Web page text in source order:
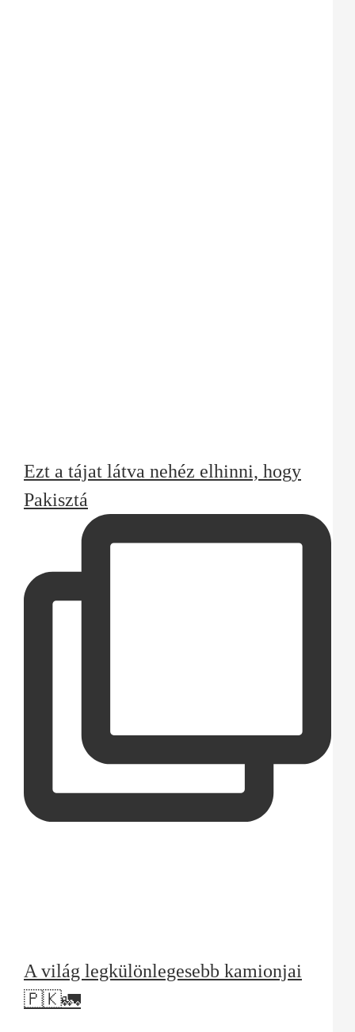
Ezt a tájat látva nehéz elhinni, hogy
Pakisztá
A világ legkülönlegesebb kamionjai
🇵🇰🚛